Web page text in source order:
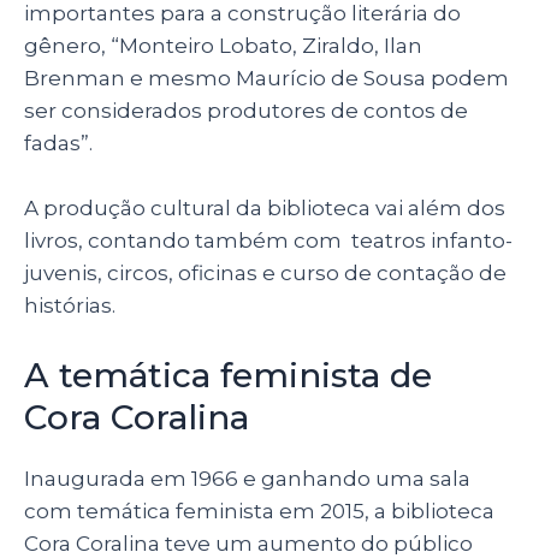
importantes para a construção literária do
gênero, “Monteiro Lobato, Ziraldo, Ilan
Brenman e mesmo Maurício de Sousa podem
ser considerados produtores de contos de
fadas”.
A produção cultural da biblioteca vai além dos
livros, contando também com teatros infanto-
juvenis, circos, oficinas e curso de contação de
histórias.
A temática feminista de
Cora Coralina
Inaugurada em 1966 e ganhando uma sala
com temática feminista em 2015, a biblioteca
Cora Coralina teve um aumento do público